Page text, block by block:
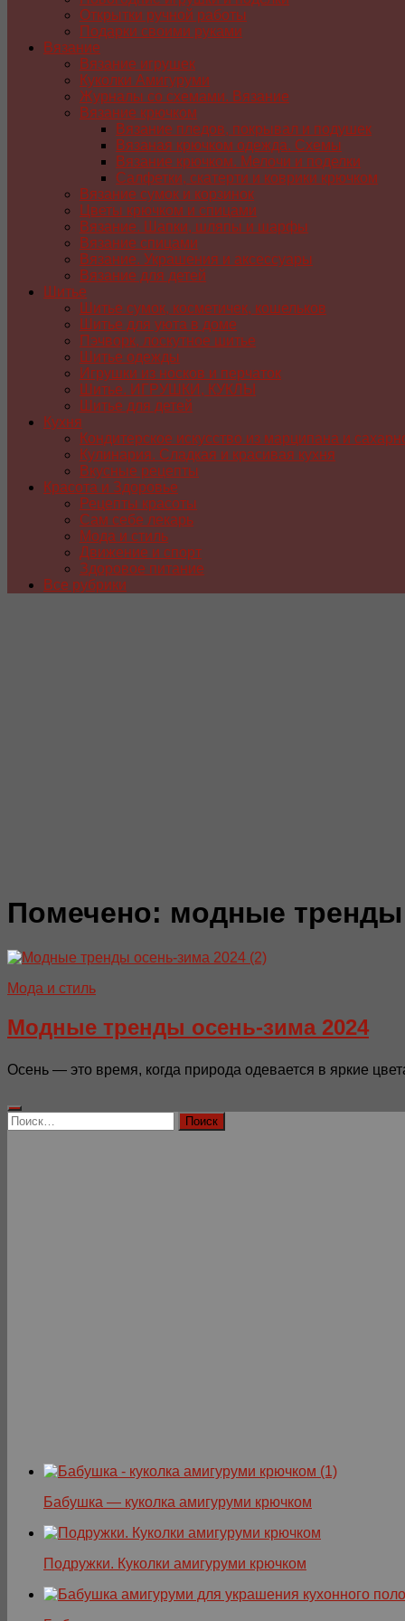
Открытки ручной работы
Подарки своими руками
Вязание
Вязание игрушек
Куколки Амигуруми
Журналы со схемами. Вязание
Вязание крючком
Вязание пледов, покрывал и подушек
Вязаная крючком одежда. Схемы
Вязание крючком. Мелочи и поделки
Салфетки, скатерти и коврики крючком
Вязание сумок и корзинок
Цветы крючком и спицами
Вязание. Шапки, шляпы и шарфы
Вязание спицами
Вязание. Украшения и аксессуары
Вязание для детей
Шитье
Шитье сумок, косметичек, кошельков
Шитье для уюта в доме
Пэчворк, лоскутное шитье
Шитье одежды
Игрушки из носков и перчаток
Шитье. ИГРУШКИ, КУКЛЫ
Шитье для детей
Кухня
Кондитерское искусство из марципана и
Кулинария. Сладкая и красивая кухня
Вкусные рецепты
Красота и Здоровье
Рецепты красоты
Сам себе лекарь
Мода и стиль
Движение и спорт
Здоровое питание
Все рубрики
Помечено: модные тренды
Мода и стиль
Модные тренды осень-зима 2024
Осень — это время, когда природа одевается в яркие
Найти:
Бабушка — куколка амигуруми крючком
Подружки. Куколки амигуруми крючком